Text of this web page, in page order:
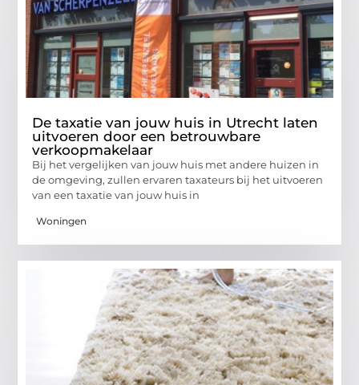
De taxatie van jouw huis in Utrecht laten
uitvoeren door een betrouwbare
verkoopmakelaar
Bij het vergelijken van jouw huis met andere huizen in
de omgeving, zullen ervaren taxateurs bij het uitvoeren
van een taxatie van jouw huis in
Woningen